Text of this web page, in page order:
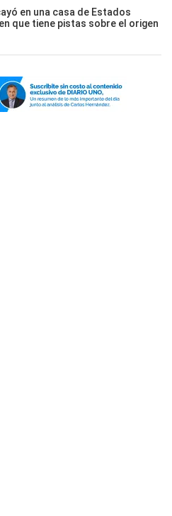
en una casa de Estados
que tiene pistas sobre el origen